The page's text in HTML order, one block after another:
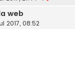
web
2017, 08:52